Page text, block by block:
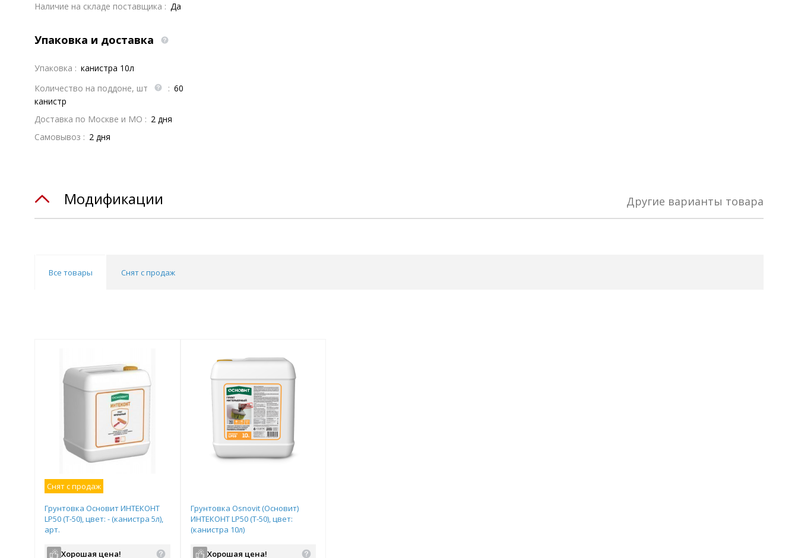
Наличие на складе поставщика : Да
Упаковка и доставка
Упаковка : канистра 10л
Количество на поддоне, шт
: 60
канистр
Доставка по Москве и МО : 2 дня
Самовывоз : 2 дня
Другие варианты товара
Модификации
Все товары Снят с продаж
Снят с продаж
Грунтовка Основит ИНТЕКОНТ
LP50 (Т-50), цвет: - (канистра 5л),
арт.
Хорошая цена!
Грунтовка Osnovit (Основит)
ИНТЕКОНТ LP50 (Т-50), цвет:
(канистра 10л)
Хорошая цена!